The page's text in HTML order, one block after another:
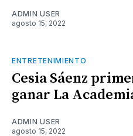
ADMIN USER
agosto 15, 2022
ENTRETENIMIENTO
Cesia Sáenz
ganar La
ADMIN USER
agosto 15, 2022